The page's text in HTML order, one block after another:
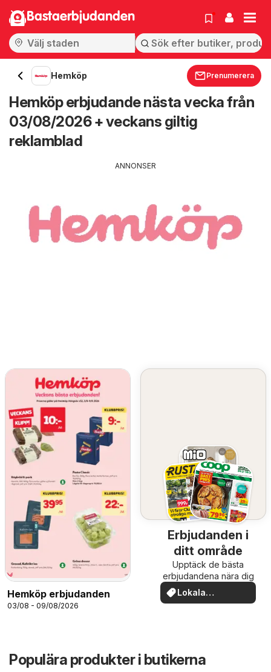
Bastaerbjudanden
Hemköp Prenumerera
Hemköp erbjudande nästa vecka från
03/08/2026 + veckans giltig
reklamblad
ANNONSER
Hemköp erbjudanden
03/08 - 09/08/2026
Erbjudanden i
ditt område
Upptäck de bästa
erbjudandena nära dig
Lokala
erbjudanden
Populära produkter i butikerna